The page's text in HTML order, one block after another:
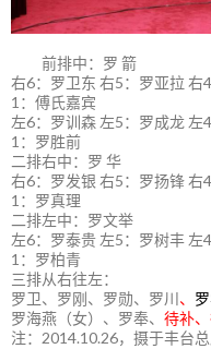
前排中：罗 箭
右6：罗卫东 右5：罗亚拉 右
1：傅氏嘉宾
左6：罗训森 左5：罗成龙 左
1：罗胜前
二排右中：罗 华
右6：罗发银 右5：罗扬锋 右
1：罗真理
二排左中：罗文举
左6：罗泰贵 左5：罗树丰 左
1：罗柏青
三排从右往左：
罗卫、罗刚、罗勋、罗川 、
罗海燕（女）、罗奉、 待补、
注：2014.10.26，摄于丰台总